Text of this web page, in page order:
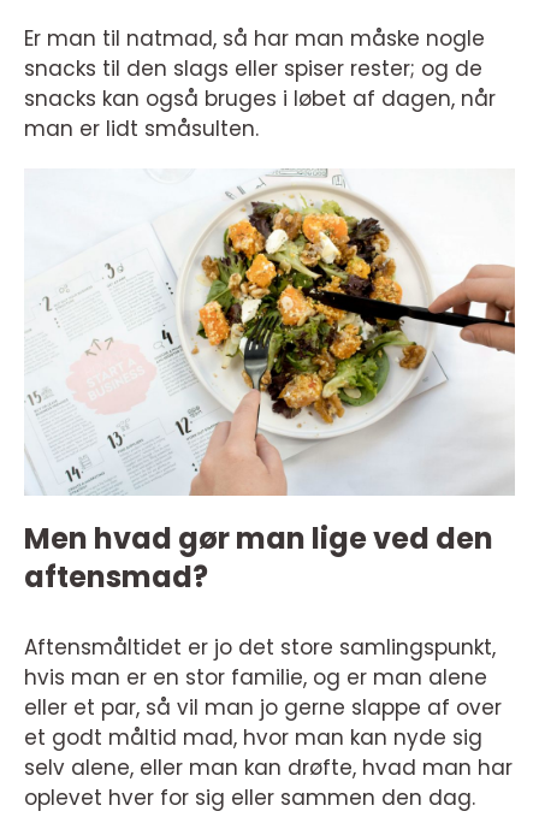
Er man til natmad, så har man måske nogle
snacks til den slags eller spiser rester; og de
snacks kan også bruges i løbet af dagen, når
man er lidt småsulten.
Men hvad gør man lige ved den
aftensmad?
Aftensmåltidet er jo det store samlingspunkt,
hvis man er en stor familie, og er man alene
eller et par, så vil man jo gerne slappe af over
et godt måltid mad, hvor man kan nyde sig
selv alene, eller man kan drøfte, hvad man har
oplevet hver for sig eller sammen den dag.